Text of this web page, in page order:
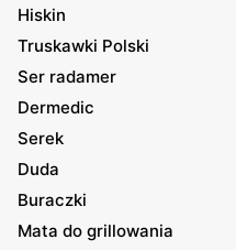
Hiskin
Truskawki Polski
Ser radamer
Dermedic
Serek
Duda
Buraczki
Mata do grillowania